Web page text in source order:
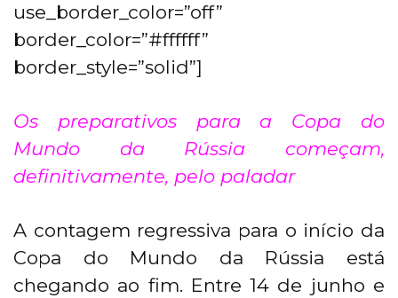
use_border_color=”off”
border_color=”#ffffff”
border_style=”solid”]
Os preparativos para a Copa do
Mundo da Rússia começam,
definitivamente, pelo paladar
A contagem regressiva para o início da
Copa do Mundo da Rússia está
chegando ao fim. Entre 14 de junho e